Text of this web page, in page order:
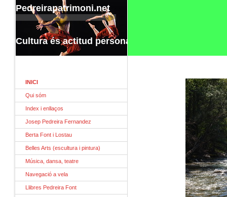
Pedreirapatrimoni.net
Cultura és actitud personal.
INICI
Qui sóm
Index i enllaços
Josep Pedreira Fernandez
Berta Font i Lostau
Belles Arts (escultura i pintura)
Música, dansa, teatre
Navegació a vela
Llibres Pedreira Font